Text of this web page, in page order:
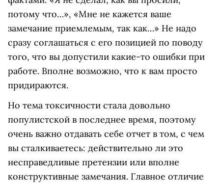
потому что…», «Мне не кажется ваше
замечание приемлемым, так как…» Не надо
сразу соглашаться с его позицией по поводу
того, что вы допустили какие-то ошибки при
работе. Вполне возможно, что к вам просто
придираются.
Но тема токсичности стала довольно
популистской в последнее время, поэтому
очень важно отдавать себе отчет в том, с чем
вы сталкиваетесь: действительно ли это
несправедливые претензии или вполне
конструктивные замечания. Главное отличие